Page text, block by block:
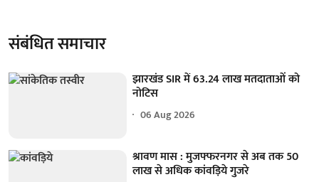
संबंधित समाचार
झारखंड SIR में 63.24 लाख मतदाताओं को
नोटिस
06 Aug 2026
श्रावण मास : मुजफ्फरनगर से अब तक 50
लाख से अधिक कांवड़िये गुजरे